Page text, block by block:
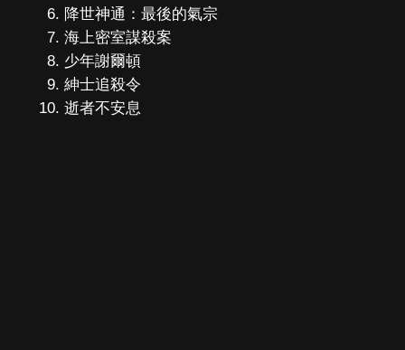
降世神通：最後的氣宗
海上密室謀殺案
少年謝爾頓
紳士追殺令
逝者不安息